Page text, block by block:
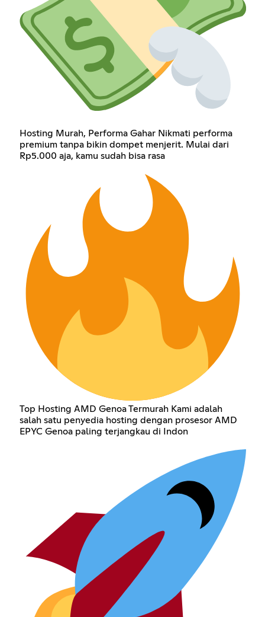
Hosting Murah, Performa Gahar Nikmati performa
premium tanpa bikin dompet menjerit. Mulai dari
Rp5.000 aja, kamu sudah bisa rasa
Top Hosting AMD Genoa Termurah Kami adalah
salah satu penyedia hosting dengan prosesor AMD
EPYC Genoa paling terjangkau di Indon